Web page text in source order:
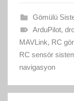
Gömülü
ArduPilot,
MAVLink, RC
RC sensör
navigasyon